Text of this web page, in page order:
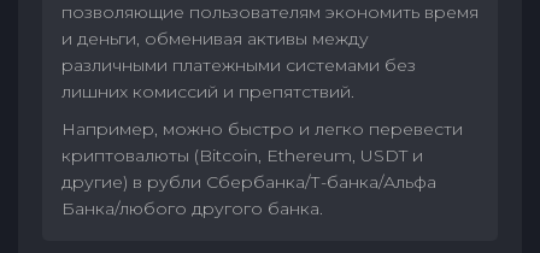
позволяющие пользователям экономить время
и деньги, обменивая активы между
различными платежными системами без
лишних комиссий и препятствий.
Например, можно быстро и легко перевести
криптовалюты (Bitcoin, Ethereum, USDT и
другие) в рубли Сбербанка/Т-банка/Альфа
Банка/любого другого банка.